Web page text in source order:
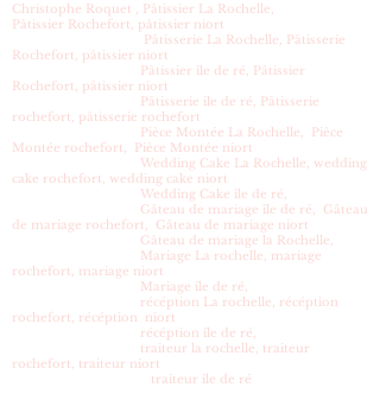
Christophe Roquet , Pâtissier La Rochelle,
Pâtissier Rochefort, pâtissier niort
Pâtisserie La Rochelle, Pâtisserie
Rochefort, pâtissier niort
Pâtissier île de ré, Pâtissier
Rochefort, pâtissier niort
Pâtisserie ile de ré, Pâtisserie
rochefort, pâtisserie rochefort
Pièce Montée La Rochelle, Pièce
Montée rochefort, Pièce Montée niort
Wedding Cake La Rochelle, wedding
cake rochefort, wedding cake niort
Wedding Cake île de ré,
Gâteau de mariage île de ré, Gâteau
de mariage rochefort, Gâteau de mariage niort
Gâteau de mariage la Rochelle,
Mariage La rochelle, mariage
rochefort, mariage niort
Mariage île de ré,
récéption La rochelle, récéption
rochefort, récéption niort
récéption île de ré,
traiteur la rochelle, traiteur
rochefort, traiteur niort
traiteur île de ré